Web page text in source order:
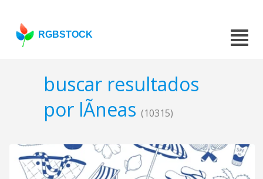
RGBSTOCK
buscar resultados
por lÃ­neas (10315)